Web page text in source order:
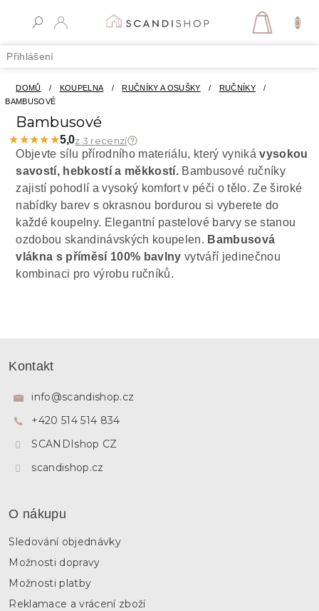
Přihlášení
DOMŮ / KOUPELNA / RUČNÍKY A OSUŠKY / RUČNÍKY
/
BAMBUSOVÉ
Bambusové
★★★★★
★★★★★5,0z 3 recenzí
Objevte sílu přírodního materiálu, který vynikávysokou
savostí, hebkostí a měkkostí.Bambusové ručníky
zajistí pohodlí a vysoký komfort v péči o tělo. Ze široké
nabídky barev s okrasnou bordurou si vyberete do
každé koupelny. Elegantní pastelové barvy se stanou
ozdobou skandinávských koupelen. Bambusová
vlákna s příměsí 100% bavlny vytváří jedinečnou
kombinaci pro výrobu ručníků.
Kontakt
info@scandishop.cz
+420 514 514 834
SCANDIshop CZ
scandishop.cz
O nákupu
Sledování objednávky
Možnosti dopravy
Možnosti platby
Reklamace a vrácení zboží